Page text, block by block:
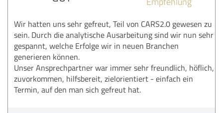
Wir hatten uns sehr gefreut, Teil von CARS2.0 gewesen zu
sein. Durch die analytische Ausarbeitung sind wir nun sehr
gespannt, welche Erfolge wir in neuen Branchen
generieren können.
Unser Ansprechpartner war immer sehr freundlich, höflich,
zuvorkommen, hilfsbereit, zielorientiert - einfach ein
Termin, auf den man sich gefreut hat.